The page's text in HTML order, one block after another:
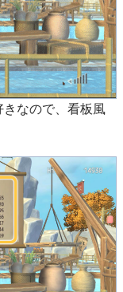
なので、看板風